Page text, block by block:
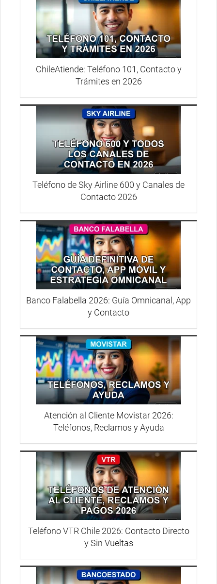
ChileAtiende: Teléfono 101, Contacto y
Trámites en 2026
Teléfono de Sky Airline 600 y Canales de
Contacto 2026
Banco Falabella 2026: Guía Omnicanal, App
y Contacto
Atención al Cliente Movistar 2026:
Teléfonos, Reclamos y Ayuda
Teléfono VTR Chile 2026: Contacto Directo
y Sin Vueltas